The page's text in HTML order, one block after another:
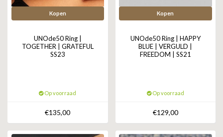
Kopen
UNOde50 Ring |
TOGETHER | GRATEFUL
SS23
Op voorraad
€135,00
Kopen
UNOde50 Ring | HAPPY
BLUE | VERGULD |
FREEDOM | SS21
Op voorraad
€129,00